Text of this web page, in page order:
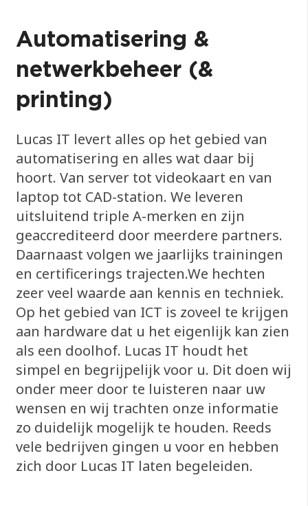
Automatisering &
netwerkbeheer (&
printing)
Lucas IT levert alles op het gebied van
automatisering en alles wat daar bij
hoort. Van server tot videokaart en van
laptop tot CAD-station. We leveren
uitsluitend triple A-merken en zijn
geaccrediteerd door meerdere partners.
Daarnaast volgen we jaarlijks trainingen
en certificerings trajecten.We hechten
zeer veel waarde aan kennis en techniek.
Op het gebied van ICT is zoveel te krijgen
aan hardware dat u het eigenlijk kan zien
als een doolhof. Lucas IT houdt het
simpel en begrijpelijk voor u. Dit doen wij
onder meer door te luisteren naar uw
wensen en wij trachten onze informatie
zo duidelijk mogelijk te houden. Reeds
vele bedrijven gingen u voor en hebben
zich door Lucas IT laten begeleiden.